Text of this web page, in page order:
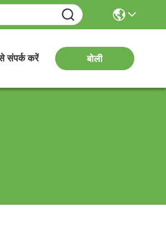
संपर्क करें बोली